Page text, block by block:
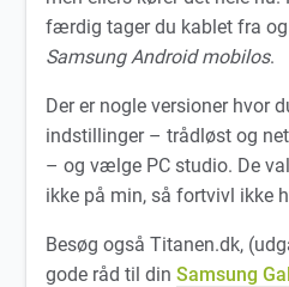
færdig tager du kablet fra
Samsung Android mobilos.
Der er nogle versioner hvor
indstillinger – trådløst og
– og vælge PC studio. De
ikke på min, så fortvivl ikke
Besøg også Titanen.dk,
gode råd til dinSamsung